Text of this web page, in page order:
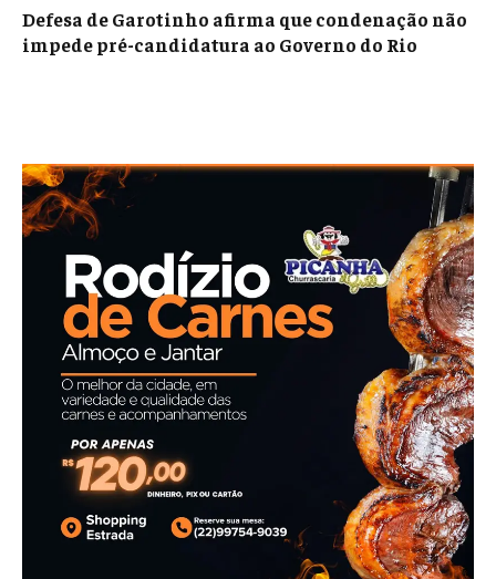
Defesa de Garotinho afirma que condenação não
impede pré-candidatura ao Governo do Rio